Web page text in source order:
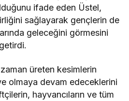
ifade eden Üstel,
sağlayarak gençlerin de
geleceğini görmesini
üreten kesimlerin
olmaya devam edeceklerini
hayvancıların ve tüm